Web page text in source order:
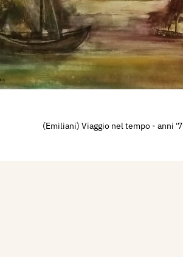
(Emiliani) Viaggio nel tempo - anni